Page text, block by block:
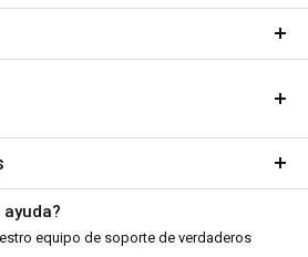
para máxima seguridad
con colores y gráficos vintage
mayor comodidad
fijar escudos y picos
54cm)
56cm)
recibido ninguna reseña todavía
elementos
desde nuestro almacén en Falkenberg,
equipo de soporte de verdaderos